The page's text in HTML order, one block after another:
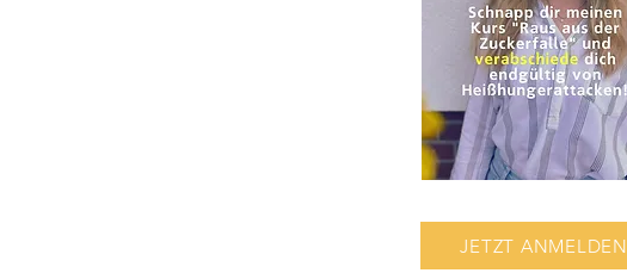
JETZT ANMELDEN